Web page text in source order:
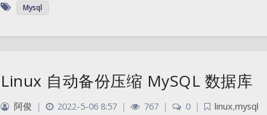
Mysql
Linux 自动备份压缩 MySQL 数据库
阿俊 | 2022-5-06 8:57 | 767 | 0 | linux,mysql